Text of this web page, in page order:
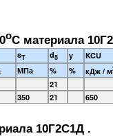
oС материала
sT d5 y
KCU
МПа % % кДж / м
21
350 21 650
10Г2С1Д .